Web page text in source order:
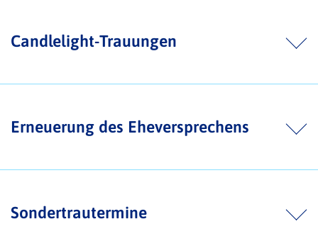
Candlelight-Trauungen
Erneuerung des Eheversprechens
Sondertrautermine